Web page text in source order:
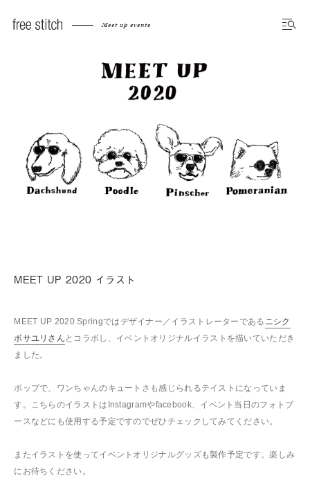
Meet up events
MEET UP 2020 イラスト
MEET UP 2020 Springではデザイナー／イラストレーターである ニシク
ボサユリさん とコラボし、イベントオリジナルイラストを描いていただき
ました。
ポップで、ワンちゃんのキュートさも感じられるテイストになっていま
す。こちらのイラストはInstagramやfacebook、イベント当日のフォトブ
ースなどにも使用する予定ですのでぜひチェックしてみてください。
またイラストを使ってイベントオリジナルグッズも製作予定です。楽しみ
にお待ちください。